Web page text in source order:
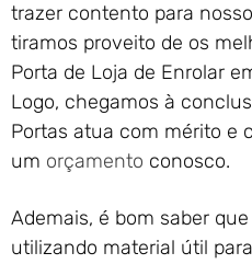
trazer contento para
tiramos proveito de os
Porta de Loja de Enrolar
Logo, chegamos à
Portas atua com mérito e
um orçamento conosco.
Ademais, é bom saber
utilizando material útil